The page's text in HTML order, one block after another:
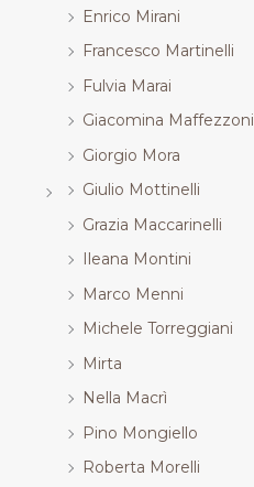
Enrico Mirani
Francesco Martinelli
Fulvia Marai
Giacomina Maffezzoni
Giorgio Mora
Giulio Mottinelli
Grazia Maccarinelli
Ileana Montini
Marco Menni
Michele Torreggiani
Mirta
Nella Macrì
Pino Mongiello
Roberta Morelli